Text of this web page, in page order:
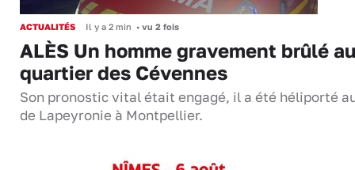
ACTUALITÉS Il y a 2 min • vu 2 fois
ALÈS Un homme gravement brûlé au
quartier des Cévennes
Son pronostic vital était engagé, il a été héliporté
de Lapeyronie à Montpellier.